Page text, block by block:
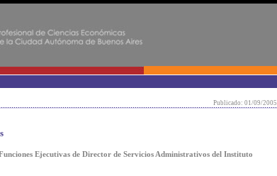
Publicado: 01/09/2005
Ejecutivas de Director de Servicios Administrativos del Instituto